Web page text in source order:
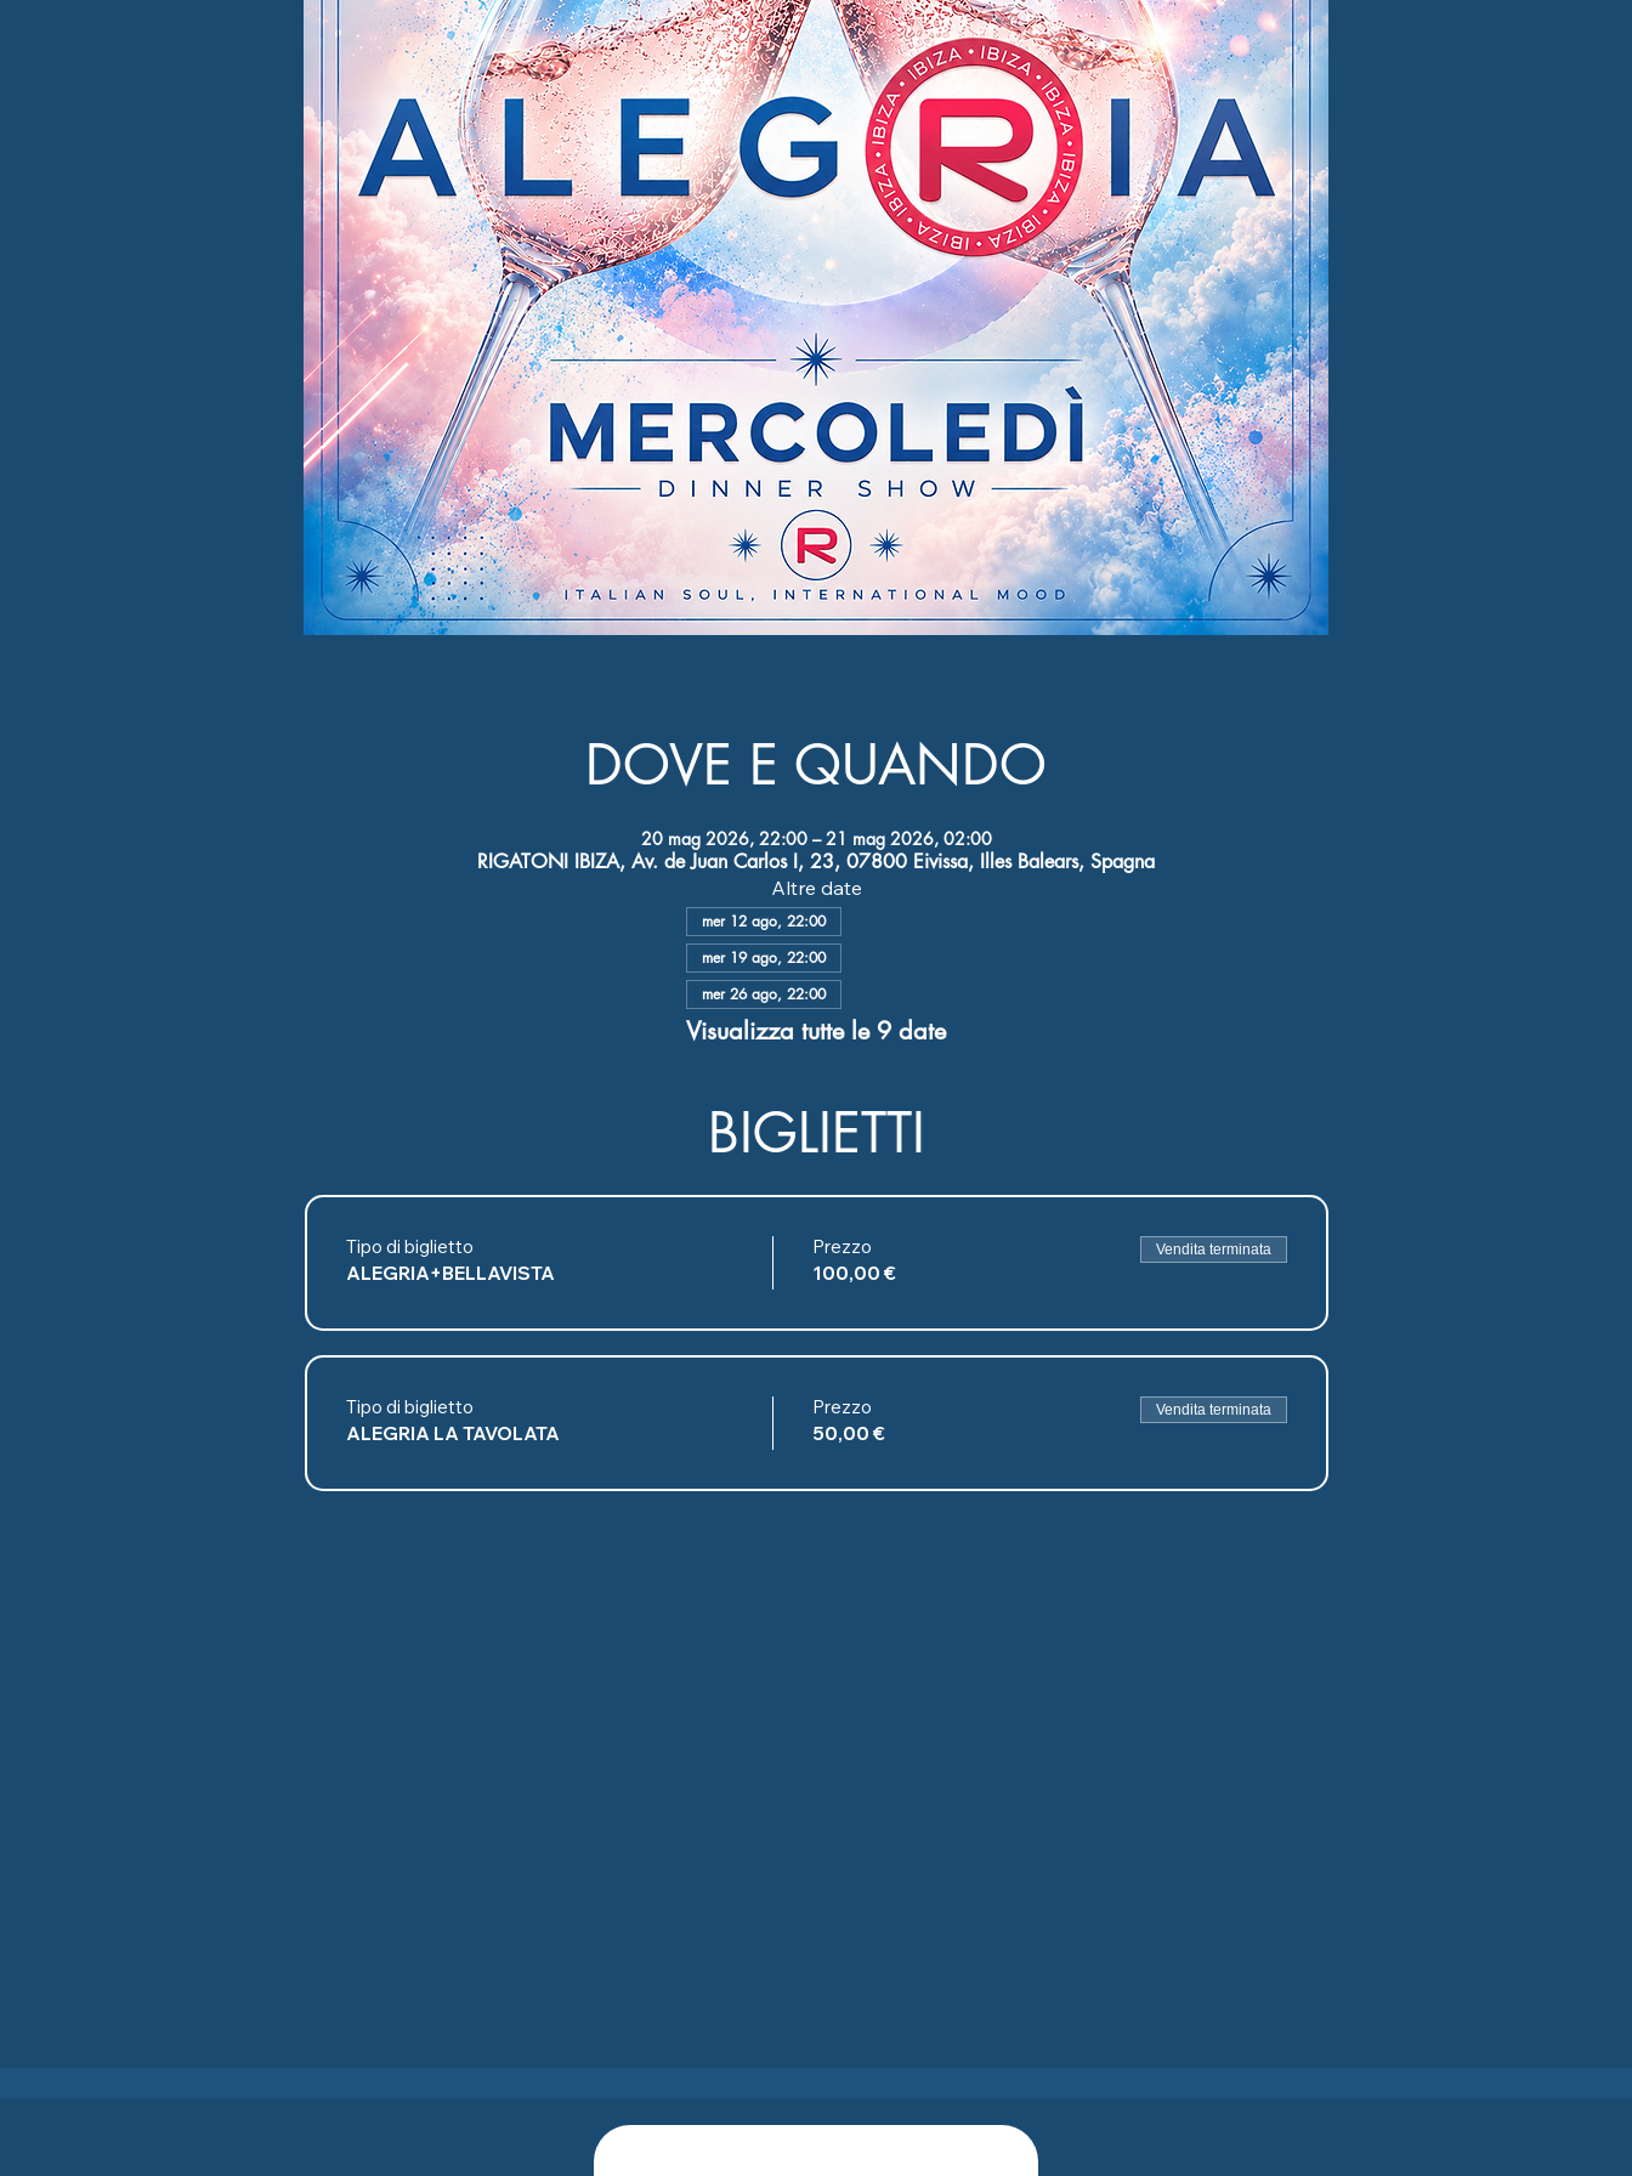
DOVE E QUANDO
20 mag 2026, 22:00 – 21 mag 2026, 02:00
RIGATONI IBIZA, Av. de Juan Carlos I, 23, 07800 Eivissa, Illes Balears, Spagna
Altre date
mer 12 ago, 22:00
mer 19 ago, 22:00
mer 26 ago, 22:00
Visualizza tutte le 9 date
BIGLIETTI
Tipo di biglietto
ALEGRIA+BELLAVISTA
Prezzo
100,00 €
Vendita terminata
Tipo di biglietto
ALEGRIA LA TAVOLATA
Prezzo
50,00 €
Vendita terminata